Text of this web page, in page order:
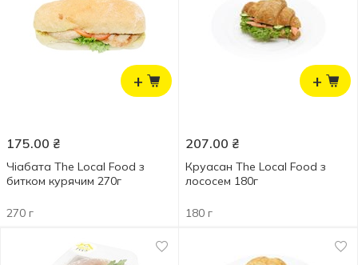
+
175.00 ₴
Чіабата The Local Food з
битком курячим 270г
270 г
+
207.00 ₴
Круасан The Local Food з
лососем 180г
180 г